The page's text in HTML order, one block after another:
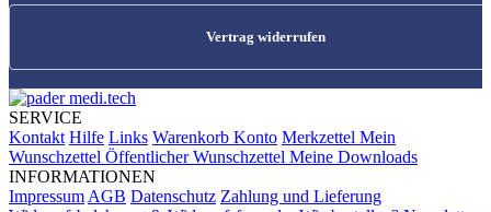
Vertrag widerrufen
SERVICE
Kontakt Hilfe Links Warenkorb Konto Merkzettel Mein
Wunschzettel Öffentlicher Wunschzettel Meine Downloads
INFORMATIONEN
Impressum AGB Datenschutz Zahlung und Lieferung